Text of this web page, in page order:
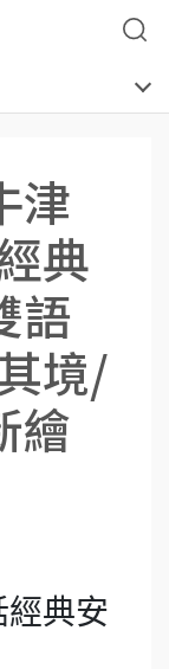
津
典
語
境/
繪